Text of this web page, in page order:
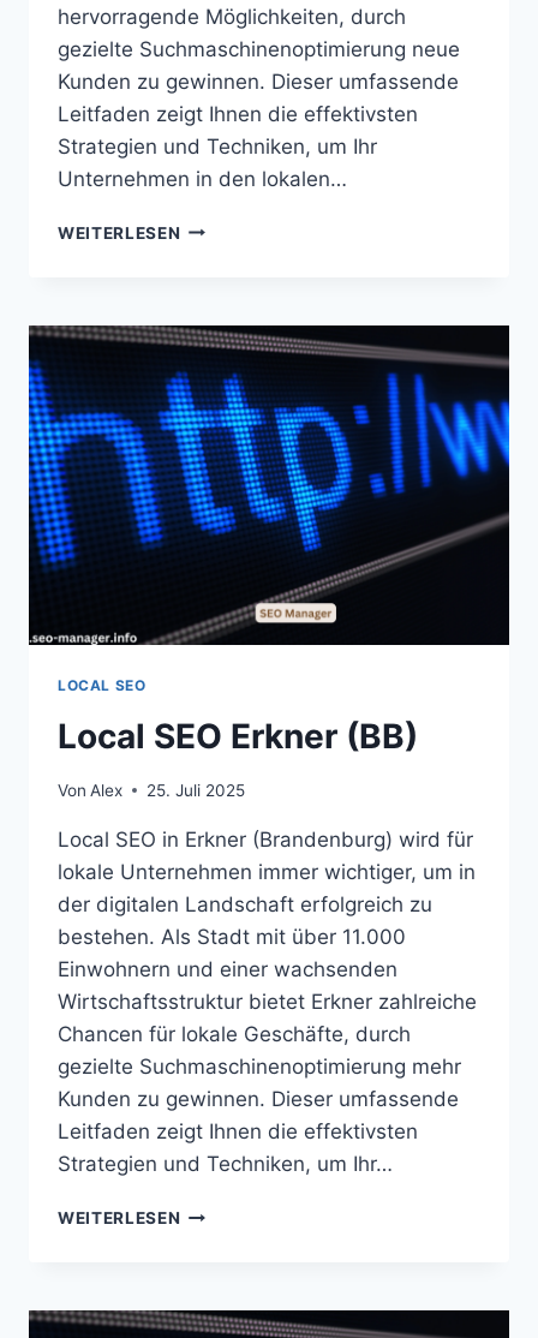
hervorragende Möglichkeiten, durch
gezielte Suchmaschinenoptimierung neue
Kunden zu gewinnen. Dieser umfassende
Leitfaden zeigt Ihnen die effektivsten
Strategien und Techniken, um Ihr
Unternehmen in den lokalen…
WEITERLESEN LOCAL
LOCAL SEO
Local SEO Erkner (BB)
Von Alex 25. Juli 2025
Local SEO in Erkner (Brandenburg) wird für
lokale Unternehmen immer wichtiger, um in
der digitalen Landschaft erfolgreich zu
bestehen. Als Stadt mit über 11.000
Einwohnern und einer wachsenden
Wirtschaftsstruktur bietet Erkner zahlreiche
Chancen für lokale Geschäfte, durch
gezielte Suchmaschinenoptimierung mehr
Kunden zu gewinnen. Dieser umfassende
Leitfaden zeigt Ihnen die effektivsten
Strategien und Techniken, um Ihr…
WEITERLESEN LOCAL